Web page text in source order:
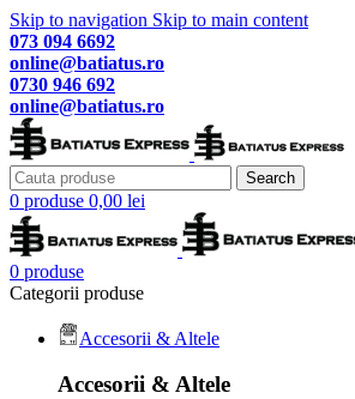
Skip to navigation Skip to main content
073 094 6692
online@batiatus.ro
0730 946 692
online@batiatus.ro
Search
0 produse 0,00 lei
0 produse
Categorii produse
Accesorii & Altele
Accesorii & Altele